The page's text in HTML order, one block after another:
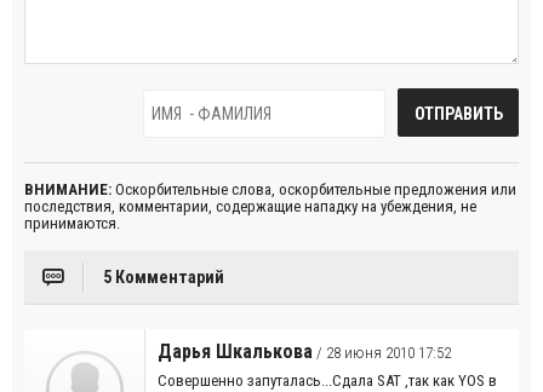
ВНИМАНИЕ: Оскорбительные слова, оскорбительные предложения или
последствия, комментарии, содержащие нападку на убеждения, не
принимаются.
5 Комментарий
Дарья Шкалькова / 28 июня 2010 17:52
Совершенно запуталась...Сдала SAT ,так как YOS в